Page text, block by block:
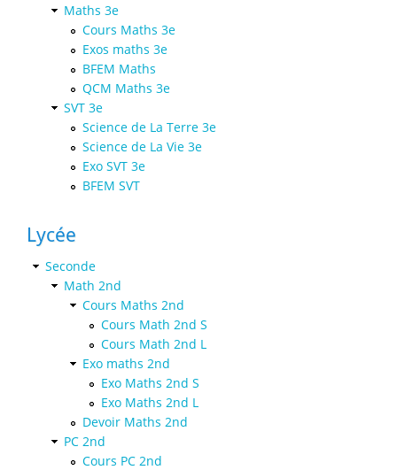
Maths 3e
Cours Maths 3e
Exos maths 3e
BFEM Maths
QCM Maths 3e
SVT 3e
Science de La Terre 3e
Science de La Vie 3e
Exo SVT 3e
BFEM SVT
Lycée
Seconde
Math 2nd
Cours Maths 2nd
Cours Math 2nd S
Cours Math 2nd L
Exo maths 2nd
Exo Maths 2nd S
Exo Maths 2nd L
Devoir Maths 2nd
PC 2nd
Cours PC 2nd